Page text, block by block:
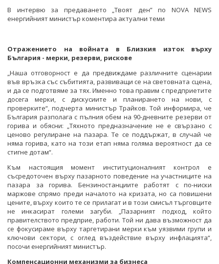
В интервю за предаването „Твоят ден” по NOVA NEWS
енергийният министър коментира актуални теми
Отражението на войната в Близкия изток върху
България - мерки, резерви, рискове
„Наша отговорност е да предвиждаме различните сценарии
във връзка със събитията, развиващи се на световната сцена,
и да се подготвяме за тях. Именно това правим с предприетите
досега мерки, с дискусиите и планирането на нови, с
проверките“, подчерта министър Трайков. Той информира, че
България разполага с пълния обем на 90-дневните резерви от
горива и обясни: „Тяхното предназначение не е свързано с
ценово регулиране на пазара. Те се поддържат, в случай че
няма горива, като на този етап няма голяма вероятност да се
стигне дотам“.
Към настоящия момент институционалният контрол е
съсредоточен върху пазарното поведение на участниците на
пазара за горива. Бензиностанциите работят с по-ниски
маржове спрямо преди началото на кризата, но са повишени
цените, върху които те се прилагат и в този смисъл търговците
не инкасират големи загуби. „Пазарният подход, който
правителството предприе, работи. Той ни дава възможност да
се фокусираме върху таргетирани мерки към уязвими групи и
ключови сектори, с оглед въздействие върху инфлацията“,
посочи енергийният министър.
Компенсационни механизми за бизнеса